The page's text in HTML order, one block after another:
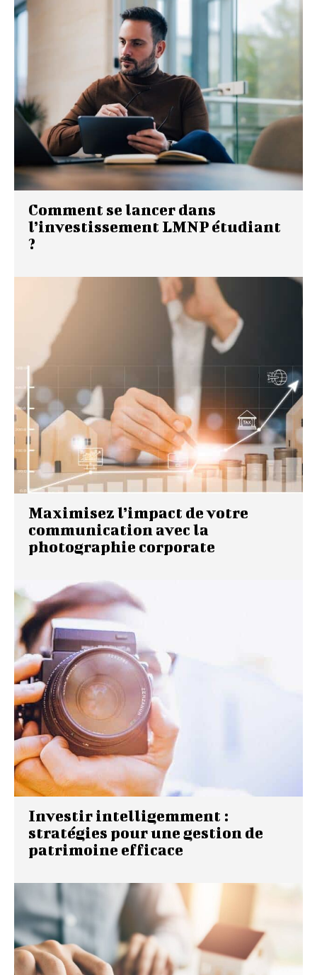
Comment se lancer dans
l’investissement LMNP étudiant
?
Maximisez l’impact de votre
communication avec la
photographie corporate
Investir intelligemment :
stratégies pour une gestion de
patrimoine efficace